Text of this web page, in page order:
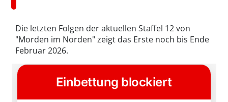
Die letzten Folgen der aktuellen Staffel 12 von
"Morden im Norden" zeigt das Erste noch bis Ende
Februar 2026.